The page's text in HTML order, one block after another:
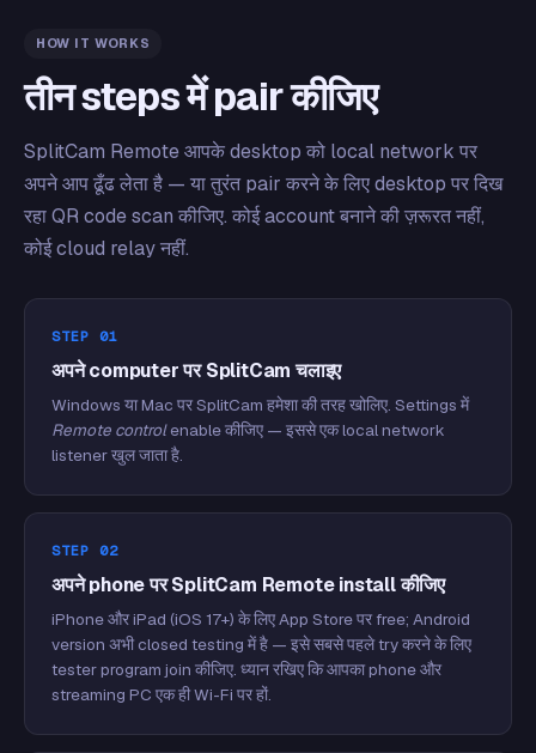
HOW IT WORKS
तीन steps में pair कीजिए
SplitCam Remote आपके desktop को local network पर
अपने आप ढूँढ लेता है — या तुरंत pair करने के लिए desktop पर दिख
रहा QR code scan कीजिए. कोई account बनाने की ज़रूरत नहीं,
कोई cloud relay नहीं.
STEP 01
अपने computer पर SplitCam चलाइए
Windows या Mac पर SplitCam हमेशा की तरह खोलिए. Settings में
Remote controlenable कीजिए — इससे एक local network
listener खुल जाता है.
STEP 02
अपने phone पर SplitCam Remote install कीजिए
iPhone और iPad (iOS 17+) के लिए App Store पर free; Android
version अभी closed testing में है — इसे सबसे पहले try करने के लिए
tester program join कीजिए. ध्यान रखिए कि आपका phone और
streaming PC एक ही Wi-Fi पर हों.